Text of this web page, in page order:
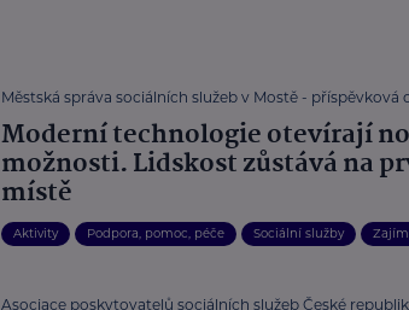
Městská správa sociálních služeb v Mostě - příspěvková
Moderní technologie otevírají
možnosti. Lidskost zůstává na
místě
Aktivity Podpora, pomoc, péče Sociální služby
Asociace poskytovatelů sociálních služeb České